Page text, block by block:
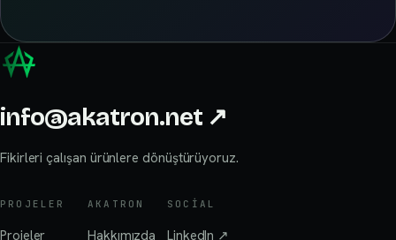
info@akatron.net ↗
Fikirleri çalışan ürünlere dönüştürüyoruz.
PROJELER
Projeler
AKATRON
Hakkımızda
SOCIAL
LinkedIn ↗